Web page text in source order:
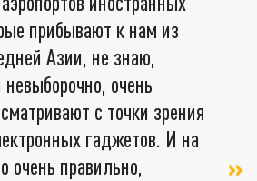
прибывают к нам из
Азии, не знаю,
очень
с точки зрения
гаджетов. И на
очень правильно,